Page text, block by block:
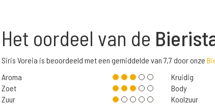
Het oordeel van de
Siris Voreia is beoordeeld met een gemiddelde van 7,7 door onze
Aroma
Zoet
Zuur
Kruidig
Body
Koolzuur